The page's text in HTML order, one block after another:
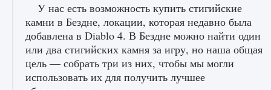
Как исправить неработающие награды For
Honor
9 августа 2024 1 205 0 0
У нас есть возможность купить стигийские
камни в Бездне, локации, которая недавно была
добавлена ​​в Diablo 4. В Бездне можно найти один
или два стигийских камня за игру, но наша общая
цель — собрать три из них, чтобы мы могли
использовать их для получить лучшее